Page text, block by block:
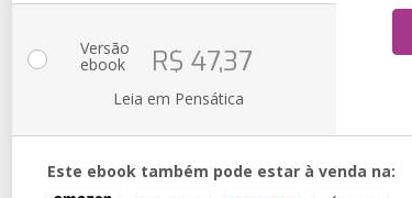
Versão
ebook R$ 47,37
Leia em Pensática
Este ebook também pode estar à venda na: